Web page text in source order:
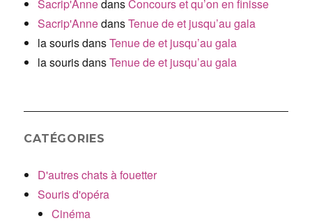
Sacrip'AnnedansConcours et qu’on en finisse
Sacrip'AnnedansTenue de et jusqu’au gala
la sourisdansTenue de et jusqu’au gala
la sourisdansTenue de et jusqu’au gala
CATÉGORIES
D'autres chats à fouetter
Souris d'opéra
Cinéma